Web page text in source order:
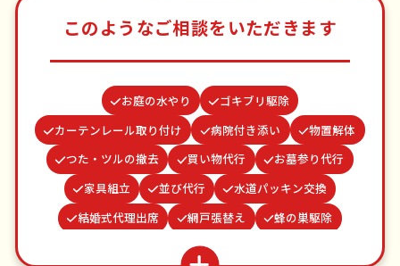
このようなご相談をいただきます
お庭の水やり
ゴキブリ駆除
カーテンレール取り付け
病院付き添い
物置解体
つた・ツルの撤去
買い物代行
お墓参り代行
家具組立
並び代行
水道パッキン交換
結婚式代理出席
網戸張替え
蜂の巣駆除
謝罪代行